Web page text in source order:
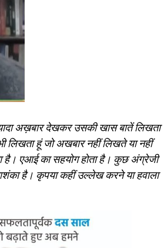
अख़बार देखकर उसकी खास बातें लिखता
हूं जो अखबार नहीं लिखते या नहीं
एआई का सहयोग होता है। कुछ अंग्रेजी
है। कृपया कहीं उल्लेख करने या हवाला